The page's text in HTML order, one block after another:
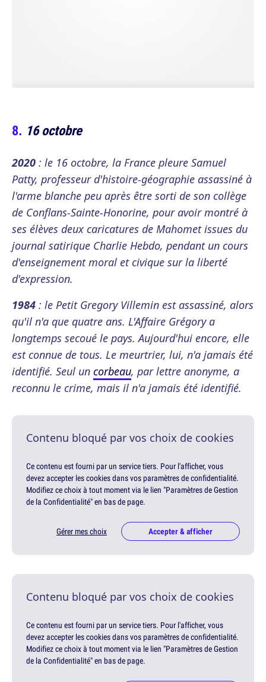
16 octobre
2020 : le 16 octobre, la France pleure Samuel
Patty, professeur d'histoire-géographie assassiné à
l'arme blanche peu après être sorti de son collège
de Conflans-Sainte-Honorine, pour avoir montré à
ses élèves deux caricatures de Mahomet issues du
journal satirique Charlie Hebdo, pendant un cours
d'enseignement moral et civique sur la liberté
d'expression.
1984 : le Petit Gregory Villemin est assassiné, alors
qu'il n'a que quatre ans. L'Affaire Grégory a
longtemps secoué le pays. Aujourd'hui encore, elle
est connue de tous. Le meurtrier, lui, n'a jamais été
identifié. Seul un corbeau, par lettre anonyme, a
reconnu le crime, mais il n'a jamais été identifié.
Contenu bloqué par vos choix de cookies
Ce contenu est fourni par un service tiers. Pour l'afficher, vous
devez accepter les cookies dans vos paramètres de confidentialité.
Modifiez ce choix à tout moment via le lien "Paramètres de Gestion
de la Confidentialité" en bas de page.
Gérer mes choix Accepter & afficher
Contenu bloqué par vos choix de cookies
Ce contenu est fourni par un service tiers. Pour l'afficher, vous
devez accepter les cookies dans vos paramètres de confidentialité.
Modifiez ce choix à tout moment via le lien "Paramètres de Gestion
de la Confidentialité" en bas de page.